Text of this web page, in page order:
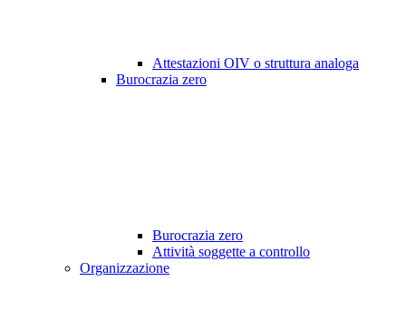
Attestazioni OIV o struttura analoga
Burocrazia zero
Burocrazia zero
Attività soggette a controllo
Organizzazione